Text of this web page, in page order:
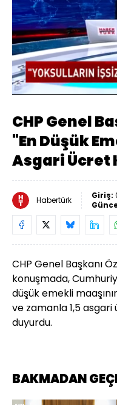
Sesi
Aç
Yüklendi:
41.35%
CHP Genel
"En Düşük
Asgari Ücret
Habertürk Giriş:
CHP Genel Başkanı
konuşmada,
düşük emekli
ve zamanla 1,5 asgari
duyurdu.
BAKMADAN